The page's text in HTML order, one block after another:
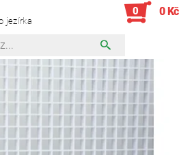
jezírka
0 0 Kč